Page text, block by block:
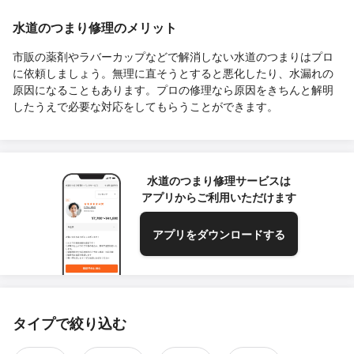
水道のつまり修理のメリット
市販の薬剤やラバーカップなどで解消しない水道のつまりはプロ
に依頼しましょう。無理に直そうとすると悪化したり、水漏れの
原因になることもあります。プロの修理なら原因をきちんと解明
したうえで必要な対応をしてもらうことができます。
水道のつまり修理サービスは
アプリからご利用いただけます
アプリをダウンロードする
タイプで絞り込む